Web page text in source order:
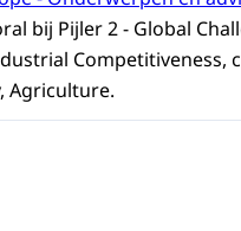
bij Pijler 2 - Global
Competitiveness,
Agriculture.